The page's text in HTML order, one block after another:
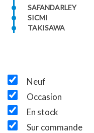
SAFANDARLEY
SICMI
TAKISAWA
Neuf
Occasion
En stock
Sur commande